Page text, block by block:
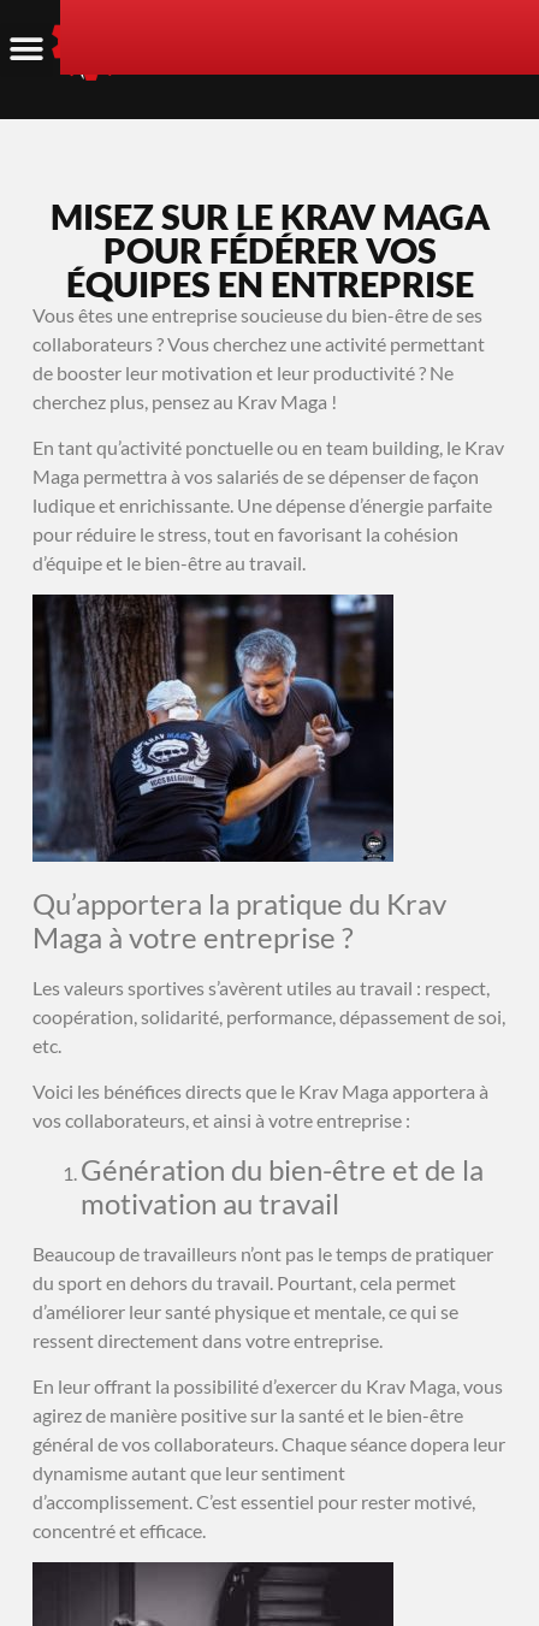
MISEZ SUR LE KRAV MAGA
POUR FÉDÉRER VOS
ÉQUIPES EN ENTREPRISE
Vous êtes une entreprise soucieuse du bien-être de ses
collaborateurs ? Vous cherchez une activité permettant
de booster leur motivation et leur productivité ? Ne
cherchez plus, pensez au Krav Maga !
En tant qu’activité ponctuelle ou en team building, le Krav
Maga permettra à vos salariés de se dépenser de façon
ludique et enrichissante. Une dépense d’énergie parfaite
pour réduire le stress, tout en favorisant la cohésion
d’équipe et le bien-être au travail.
Qu’apportera la pratique du Krav
Maga à votre entreprise ?
Les valeurs sportives s’avèrent utiles au travail : respect,
coopération, solidarité, performance, dépassement de soi,
etc.
Voici les bénéfices directs que le Krav Maga apportera à
vos collaborateurs, et ainsi à votre entreprise :
Génération du bien-être et de la
motivation au travail
Beaucoup de travailleurs n’ont pas le temps de pratiquer
du sport en dehors du travail. Pourtant, cela permet
d’améliorer leur santé physique et mentale, ce qui se
ressent directement dans votre entreprise.
En leur offrant la possibilité d’exercer du Krav Maga, vous
agirez de manière positive sur la santé et le bien-être
général de vos collaborateurs. Chaque séance dopera leur
dynamisme autant que leur sentiment
d’accomplissement. C’est essentiel pour rester motivé,
concentré et efficace.